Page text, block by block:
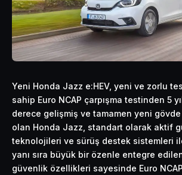
Yeni Honda Jazz e:HEV, yeni ve zorlu
sahip Euro NCAP çarpışma testinden 5
derece gelişmiş ve tamamen yeni gövde
olan Honda Jazz, standart olarak aktif
teknolojileri ve sürüş destek sistemleri
yanı sıra büyük bir özenle entegre
güvenlik özellikleri sayesinde Euro